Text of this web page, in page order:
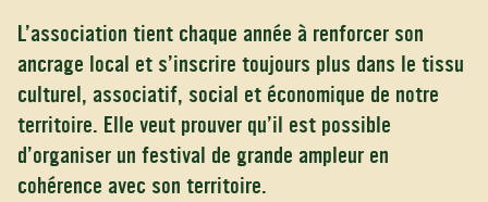
L’association tient chaque année à renforcer son
ancrage local et s’inscrire toujours plus dans le tissu
culturel, associatif, social et économique de notre
territoire. Elle veut prouver qu’il est possible
d’organiser un festival de grande ampleur en
cohérence avec son territoire.